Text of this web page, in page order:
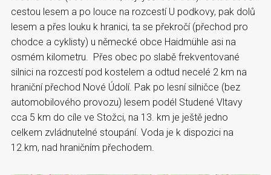
cestou lesem a po louce na rozcestí U podkovy, pak dolů
lesem a přes louku k hranici, ta se překročí (přechod pro
chodce a cyklisty) u německé obce Haidmühle asi na
osmém kilometru. Přes obec po slabě frekventované
silnici na rozcestí pod kostelem a odtud necelé 2 km na
hraniční přechod Nové Údolí. Pak po lesní silničce (bez
automobilového provozu) lesem podél Studené Vltavy
cca 5 km do cíle ve Stožci, na 13. km je ještě jedno
celkem zvládnutelné stoupání. Voda je k dispozici na
12.km, nad hraničním přechodem.